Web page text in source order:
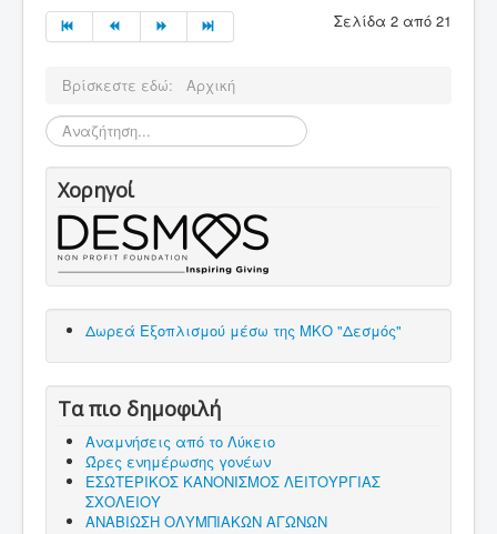
Σελίδα 2 από 21
Βρίσκεστε εδώ:
Αρχική
Αναζήτηση...
Χορηγοί
Δωρεά Εξοπλισμού μέσω της ΜΚΟ "Δεσμός"
Τα πιο δημοφιλή
Αναμνήσεις από το Λύκειο
Ώρες ενημέρωσης γονέων
ΕΣΩΤΕΡΙΚΟΣ ΚΑΝΟΝΙΣΜΟΣ ΛΕΙΤΟΥΡΓΙΑΣ
ΣΧΟΛΕΙΟΥ
ΑΝΑΒΙΩΣΗ ΟΛΥΜΠΙΑΚΩΝ ΑΓΩΝΩΝ